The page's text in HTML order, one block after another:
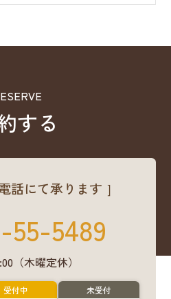
する
話にて承ります ］
55-5489
（木曜定休）
受付中 未受付